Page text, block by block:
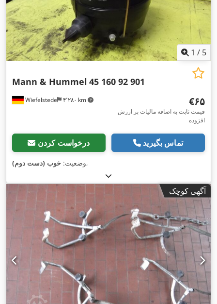
1 / 5
Wiefelstede ۴٬۲۸۰ km
Mann & Hummel 45 160 92 901
‎€۶۵
قیمت ثابت به اضافه مالیات بر ارزش
افزوده
درخواست کردن تماس بگیرید
وضعیت: خوب (دست دوم) ,
آگهی کوچک